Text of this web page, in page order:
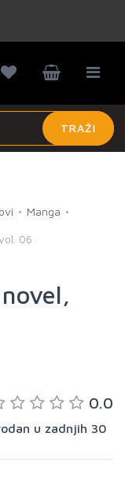
TRAŽI
Manga
06
0.0
u zadnjih 30